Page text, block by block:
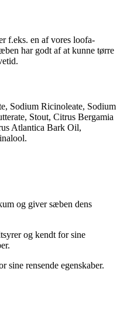
f.eks. en af vores loofa-
har godt af at kunne tørre
Sodium Ricinoleate, Sodium
Stout, Citrus Bergamia
Atlantica Bark Oil,
og giver sæben dens
og kendt for sine
sine rensende egenskaber.